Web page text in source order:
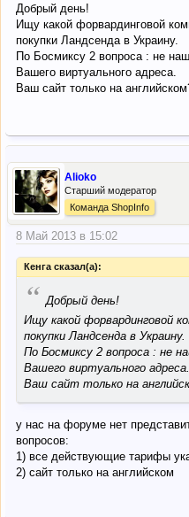
Добрый день!
Ищу какой форвардинговой
покупки Ландсенда в Украину.
По Босмиксу 2 вопроса : не
Вашего виртуального адреса.
Ваш сайт только на
Alioko
Старший модератор
Команда ShopInfo
8 Май 2013 в 15:02
Кенга сказал(а):
“ Добрый день!
Ищу какой форвардинговой
покупки Ландсенда в Украину.
По Босмиксу 2 вопроса : не
Вашего виртуального адреса.
Ваш сайт только на
у нас на форуме нет
вопросов:
1) все действующие тарифы
2) сайт только на английском